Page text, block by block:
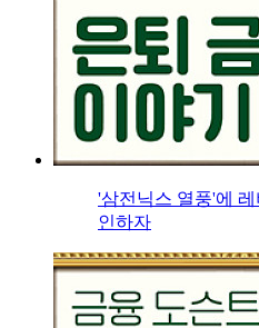
'삼전닉스 열풍'에
인하자